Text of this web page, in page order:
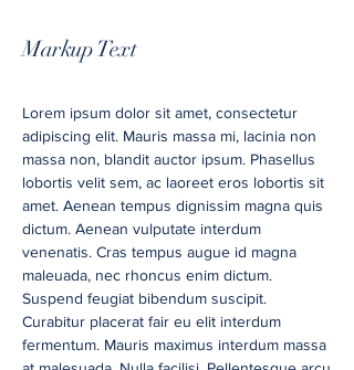
Markup Text
Lorem ipsum dolor sit amet, consectetur
adipiscing elit. Mauris massa mi, lacinia non
massa non, blandit auctor ipsum. Phasellus
lobortis velit sem, ac laoreet eros lobortis sit
amet. Aenean tempus dignissim magna quis
dictum. Aenean vulputate interdum
venenatis. Cras tempus augue id magna
maleuada, nec rhoncus enim dictum.
Suspend feugiat bibendum suscipit.
Curabitur placerat fair eu elit interdum
fermentum. Mauris maximus interdum massa